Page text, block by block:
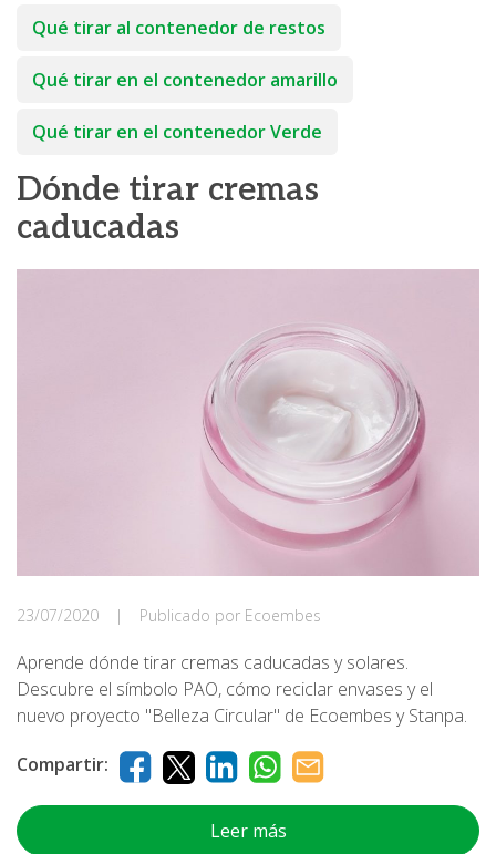
Qué tirar al contenedor de restos
Qué tirar en el contenedor amarillo
Qué tirar en el contenedor Verde
Dónde tirar cremas
caducadas
23/07/2020 | Publicado por Ecoembes
Aprende dónde tirar cremas caducadas y solares.
Descubre el símbolo PAO, cómo reciclar envases y el
nuevo proyecto "Belleza Circular" de Ecoembes y Stanpa.
Compartir:
Leer más